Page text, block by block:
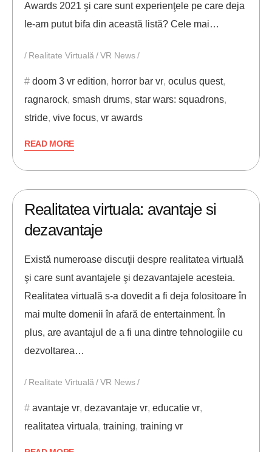
Awards 2021 şi care sunt experienţele pe care deja
le-am putut bifa din această listă? Cele mai…
Realitate Virtuală VR News
doom 3 vr edition, horror bar vr, oculus quest,
ragnarock, smash drums, star wars: squadrons,
stride, vive focus, vr awards
READ MORE
Realitatea virtuala: avantaje si
dezavantaje
Există numeroase discuţii despre realitatea virtuală
şi care sunt avantajele şi dezavantajele acesteia.
Realitatea virtuală s-a dovedit a fi deja folositoare în
mai multe domenii în afară de entertainment. În
plus, are avantajul de a fi una dintre tehnologiile cu
dezvoltarea…
Realitate Virtuală VR News
avantaje vr, dezavantaje vr, educatie vr,
realitatea virtuala, training, training vr